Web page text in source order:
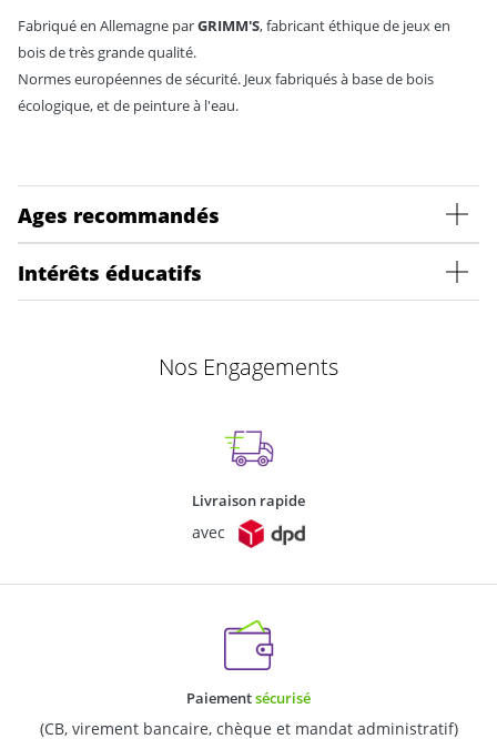
Fabriqué en Allemagne parGRIMM'S, fabricant éthique de jeux en
bois de très grande qualité.
Normes européennes de sécurité. Jeux fabriqués à base de bois
écologique, et de peinture à l'eau.
Ages recommandés
Intérêts éducatifs
Nos Engagements
Livraison rapide
avec
Paiementsécurisé
(CB, virement bancaire, chèque et mandat administratif)